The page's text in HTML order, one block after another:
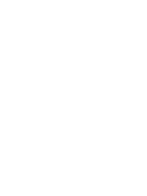
hendaklah
Online
yang telah
pemohon kali